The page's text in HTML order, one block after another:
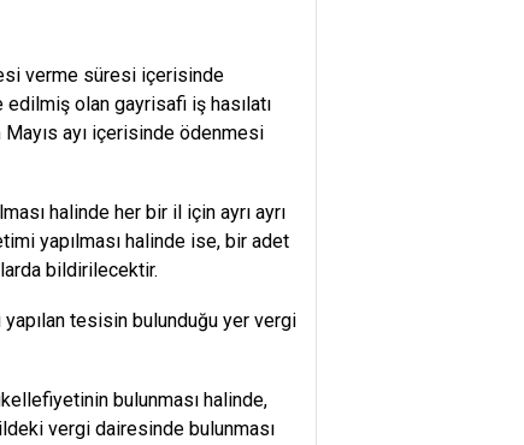
verme süresi içerisinde
olan gayrisafi iş hasılatı
ayı içerisinde ödenmesi
halinde her bir il için ayrı ayrı
yapılması halinde ise, bir adet
bildirilecektir.
tesisin bulunduğu yer vergi
bulunması halinde,
vergi dairesinde bulunması